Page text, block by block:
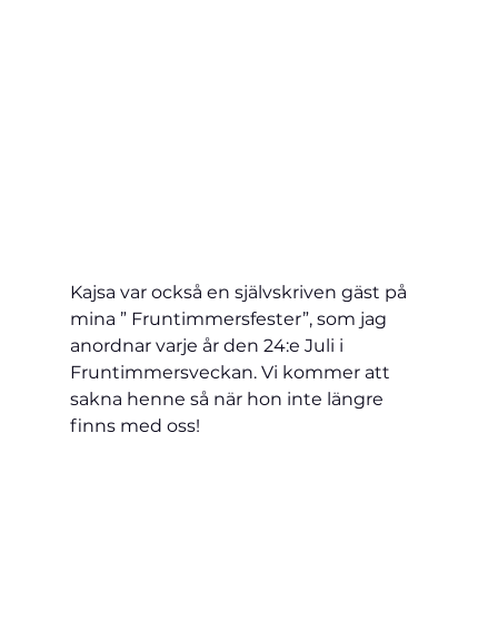
Kajsa var också en självskriven gäst på
mina ” Fruntimmersfester”, som jag
anordnar varje år den 24:e Juli i
Fruntimmersveckan. Vi kommer att
sakna henne så när hon inte längre
finns med oss!